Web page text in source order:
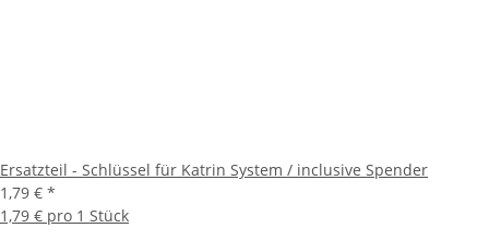
Ersatzteil - Schlüssel für Katrin System / inclusive Spender
1,79 € *
1,79 € pro 1 Stück